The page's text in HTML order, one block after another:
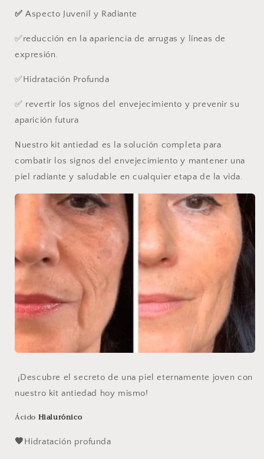
✅Aspecto Juvenil y Radiante
✅reducción en la apariencia de arrugas y líneas de
expresión.
✅Hidratación Profunda
✅ revertir los signos del envejecimiento y prevenir su
aparición futura
Nuestro kit antiedad es la solución completa para
combatir los signos del envejecimiento y mantener una
piel radiante y saludable en cualquier etapa de la vida.
¡Descubre el secreto de una piel eternamente joven con
nuestro kit antiedad hoy mismo!
Ácido Hialurónico
🧡Hidratación profunda